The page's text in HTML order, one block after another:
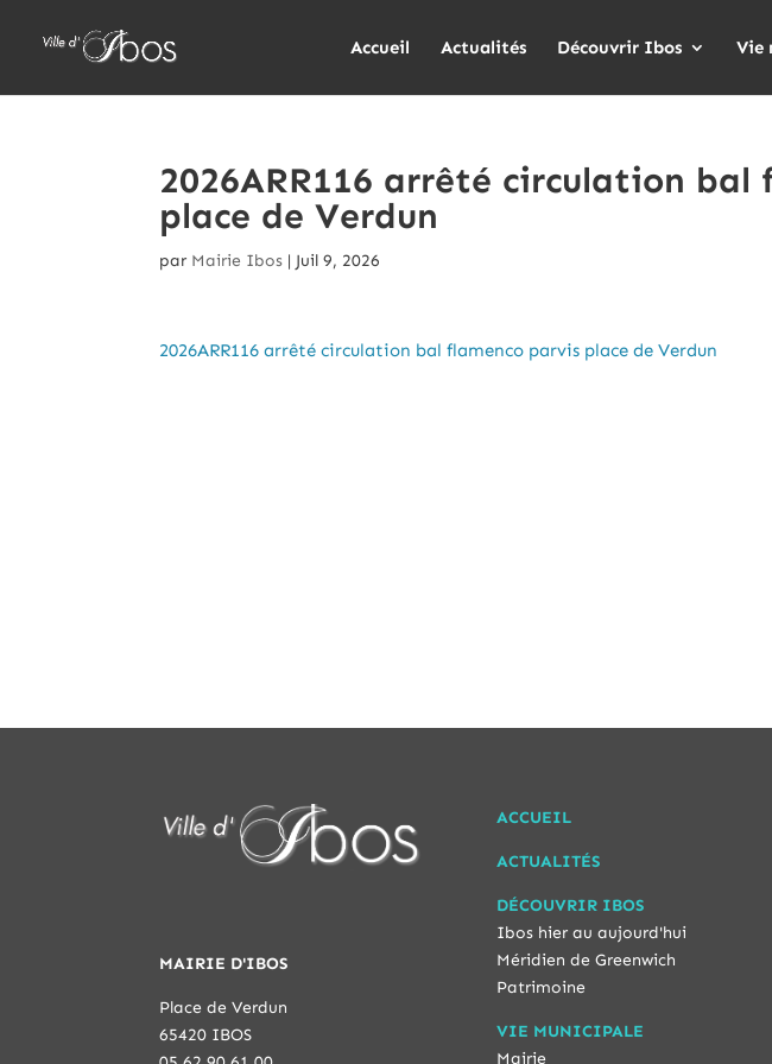
Accueil Actualités Découvrir Ibos Vie
2026ARR116 arrêté circulation bal
place de Verdun
par Mairie Ibos | Juil 9, 2026
2026ARR116 arrêté circulation bal flamenco parvis place de Verdun
MAIRIE D'IBOS
Place de Verdun
65420 IBOS
ACCUEIL
ACTUALITÉS
DÉCOUVRIR IBOS
Ibos hier au aujourd'hui
Méridien de Greenwich
Patrimoine
VIE MUNICIPALE
Mairie